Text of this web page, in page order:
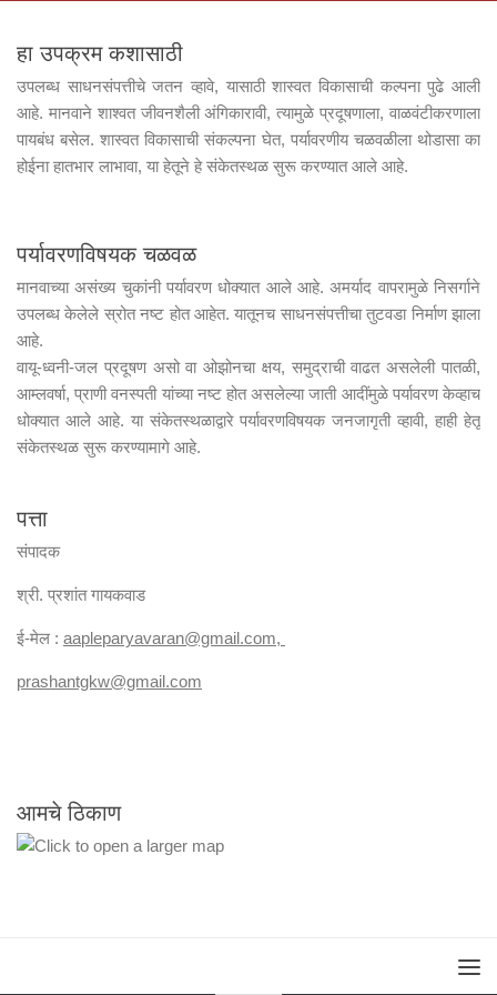
हा उपक्रम कशासाठी
उपलब्ध साधनसंपत्तीचे जतन व्हावे, यासाठी शास्वत विकासाची कल्पना पुढे आली
आहे. मानवाने शाश्वत जीवनशैली अंगिकारावी, त्यामुळे प्रदूषणाला, वाळवंटीकरणाला
पायबंध बसेल. शास्वत विकासाची संकल्पना घेत, पर्यावरणीय चळवळीला थोडासा का
होईना हातभार लाभावा, या हेतूने हे संकेतस्थळ सुरू करण्यात आले आहे.
पर्यावरणविषयक चळवळ
मानवाच्या असंख्य चुकांनी पर्यावरण धोक्यात आले आहे. अमर्याद वापरामुळे निसर्गाने
उपलब्ध केलेले स्रोत नष्ट होत आहेत. यातूनच साधनसंपत्तीचा तुटवडा निर्माण झाला
आहे.
वायू-ध्वनी-जल प्रदूषण असो वा ओझोनचा क्षय, समुद्राची वाढत असलेली पातळी,
आम्लवर्षा, प्राणी वनस्पती यांच्या नष्ट होत असलेल्या जाती आदींमुळे पर्यावरण केव्हाच
धोक्यात आले आहे. या संकेतस्थळाद्वारे पर्यावरणविषयक जनजागृती व्हावी, हाही हेतू
संकेतस्थळ सुरू करण्यामागे आहे.
पत्ता
संपादक
श्री. प्रशांत गायकवाड
ई-मेल : aapleparyavaran@gmail.com,
prashantgkw@gmail.com
आमचे ठिकाण